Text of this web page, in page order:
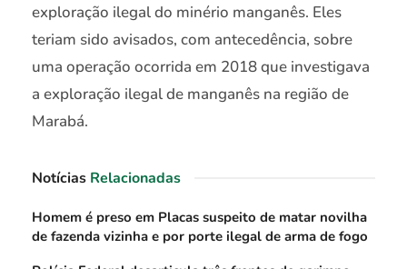
exploração ilegal do minério manganês. Eles
teriam sido avisados, com antecedência, sobre
uma operação ocorrida em 2018 que investigava
a exploração ilegal de manganês na região de
Marabá.
Notícias Relacionadas
Homem é preso em Placas suspeito de matar novilha
de fazenda vizinha e por porte ilegal de arma de fogo